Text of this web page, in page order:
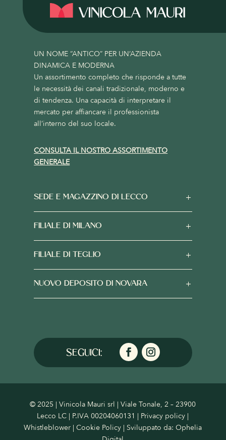
UN NOME “ANTICO” PER UN’AZIENDA
DINAMICA E MODERNA
Un assortimento completo che risponde a tutte
le necessità dei canali tradizionale, moderno e
di tendenza. Una capacità di interpretare il
mercato per affiancare il professionista
all’interno del suo locale.
CONSULTA IL NOSTRO ASSORTIMENTO
GENERALE
SEDE E MAGAZZINO DI LECCO
FILIALE DI MILANO
FILIALE DI TEGLIO
NUOVO DEPOSITO DI NOVARA
© 2025 | Vinicola Mauri srl | Viale Tonale, 2 – 23900
Lecco LC | P.IVA 00204060131 | Privacy policy |
Whistleblower |Cookie Policy | Sviluppato da:Ophelia